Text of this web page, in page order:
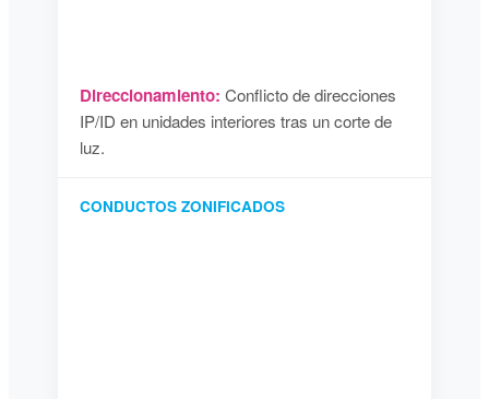
Direccionamiento: Conflicto de direcciones
IP/ID en unidades interiores tras un corte de
luz.
CONDUCTOS ZONIFICADOS